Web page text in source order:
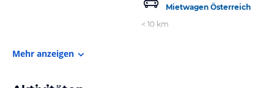
Mietwagen Österreich
< 10 km
Mehr anzeigen